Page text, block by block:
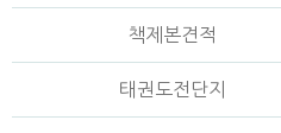
책제본견적
태권도전단지